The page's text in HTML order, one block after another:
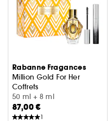
Rabanne Fragances
Million Gold For Her
Coffrets
50 ml + 8 ml
87,00 €
1